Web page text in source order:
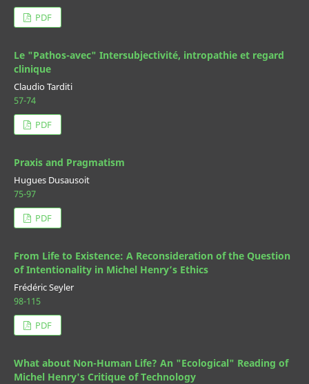
PDF
Le "Pathos-avec" Intersubjectivité, intropathie et regard
clinique
Claudio Tarditi
57-74
PDF
Praxis and Pragmatism
Hugues Dusausoit
75-97
PDF
From Life to Existence: A Reconsideration of the Question
of Intentionality in Michel Henry’s Ethics
Frédéric Seyler
98-115
PDF
What about Non-Human Life? An "Ecological" Reading of
Michel Henry's Critique of Technology